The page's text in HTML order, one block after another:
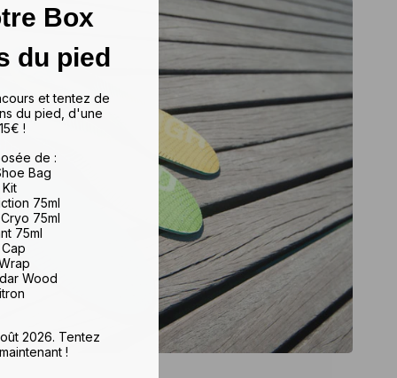
Box
du pied
et tentez de
du pied, d'une
!
de :
Bag
75ml
75ml
75ml
Wood
2026. Tentez
!